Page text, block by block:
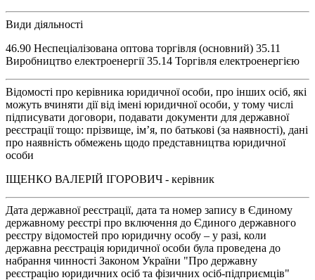
Види діяльності
46.90 Неспеціалізована оптова торгівля (основний) 35.11
Виробництво електроенергії 35.14 Торгівля електроенергією
Відомості про керівника юридичної особи, про інших осіб, які
можуть вчиняти дії від імені юридичної особи, у тому числі
підписувати договори, подавати документи для державної
реєстрації тощо: прізвище, ім’я, по батькові (за наявності), дані
про наявність обмежень щодо представництва юридичної
особи
ІЩЕНКО ВАЛЕРІЙ ІГОРОВИЧ - керівник
Дата державної реєстрації, дата та номер запису в Єдиному
державному реєстрі про включення до Єдиного державного
реєстру відомостей про юридичну особу – у разі, коли
державна реєстрація юридичної особи була проведена до
набрання чинності Законом України "Про державну
реєстрацію юридичних осіб та фізичних осіб-підприємців"